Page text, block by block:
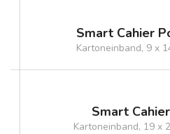
Smart Cahier
Kartoneinband, 9 x
Smart
Kartoneinband, 19 x